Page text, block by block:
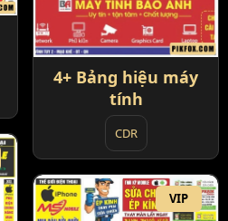
4+ Bảng hiệu máy
tính
CDR
VIP